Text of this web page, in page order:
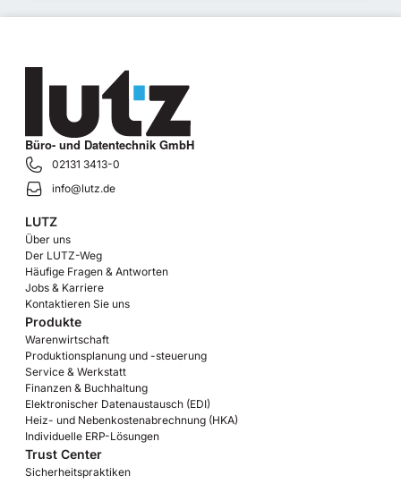
Büro- und Datentechnik GmbH
02131 3413-0
info@lutz.de
LUTZ
Über uns
Der LUTZ-Weg
Häufige Fragen & Antworten
Jobs & Karriere
Kontaktieren Sie uns
Produkte
Warenwirtschaft
Produktionsplanung und -steuerung
Service & Werkstatt
Finanzen & Buchhaltung
Elektronischer Datenaustausch (EDI)
Heiz- und Nebenkostenabrechnung (HKA)
Individuelle ERP-Lösungen
Trust Center
Sicherheitspraktiken